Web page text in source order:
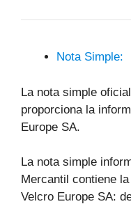
Nota Simple:
La nota simple
proporciona la
Europe SA.
La nota simple
Mercantil contiene
Velcro Europe SA: